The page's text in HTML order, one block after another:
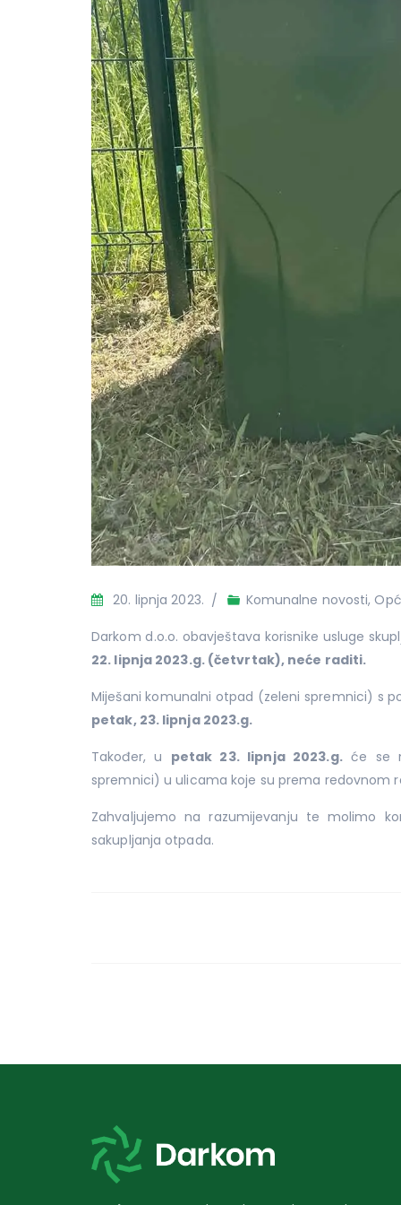
20. lipnja 2023. Komunalne novosti,
Darkom d.o.o. obavještava korisnike usluge
22. lipnja 2023.g. (četvrtak), neće raditi.
Miješani komunalni otpad (zeleni spremnici) s
petak, 23. lipnja 2023.g.
Također, u petak 23. lipnja 2023.g.će se
spremnici) u ulicama koje su prema redovnom
Zahvaljujemo na razumijevanju te molimo
sakupljanja otpada.